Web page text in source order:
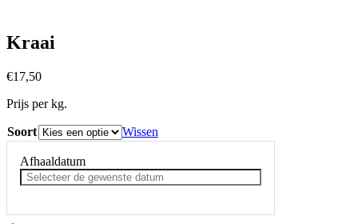
Kraai
€17,50
Prijs per kg.
Soort Wissen
Afhaaldatum